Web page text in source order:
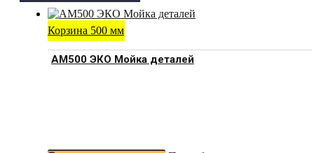
Корзина 500 мм
АМ500 ЭКО Мойка деталей